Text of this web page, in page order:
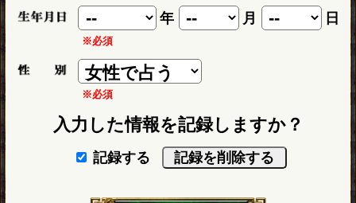
年 月 日
※必須
※必須
入力した情報を記録しますか？
記録する